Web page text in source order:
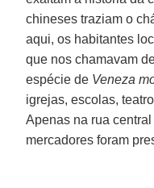
chineses traziam o
aqui, os habitantes
que nos chamavam
espécie de Veneza
igrejas, escolas,
Apenas na rua
mercadores foram